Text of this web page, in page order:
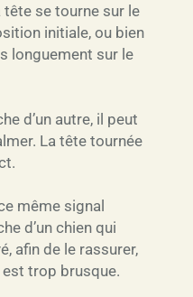
se tourne sur le
initiale, ou bien
longuement sur le
d’un autre, il peut
La tête tournée
même signal
d’un chien qui
afin de le rassurer,
trop brusque.